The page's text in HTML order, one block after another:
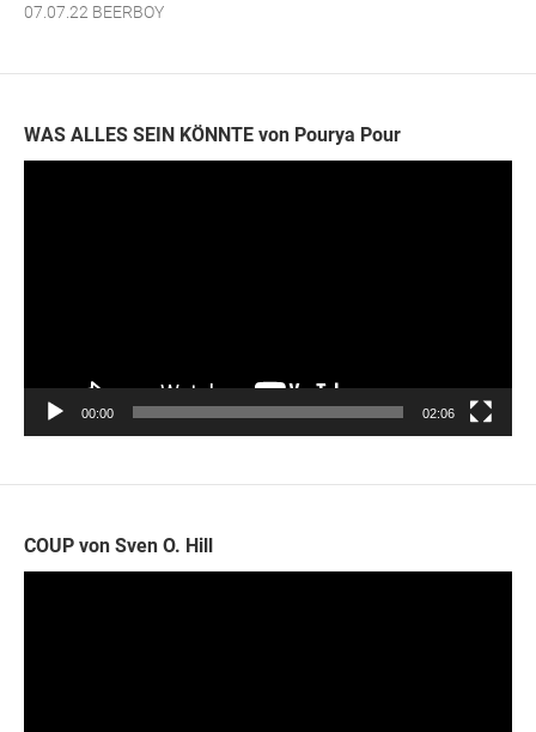
07.07.22 BEERBOY
WAS ALLES SEIN KÖNNTE von Pourya Pour
00:00 02:06
COUP von Sven O. Hill